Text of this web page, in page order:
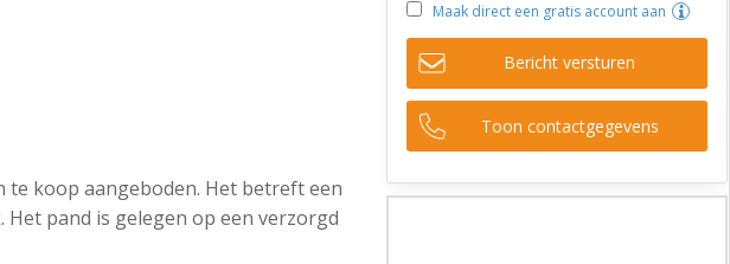
koop aangeboden. Het betreft een
pand is gelegen op een verzorgd
Maak direct een gratis account aan
Bericht versturen
Toon contactgegevens